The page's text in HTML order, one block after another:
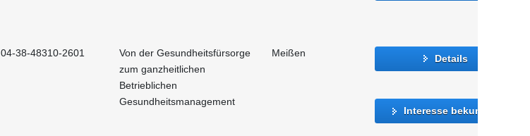
04-38-48310-2601
Von der Gesundheitsfürsorge
zum ganzheitlichen
Betrieblichen
Gesundheitsmanagement
Meißen Details
Interesse bekunden